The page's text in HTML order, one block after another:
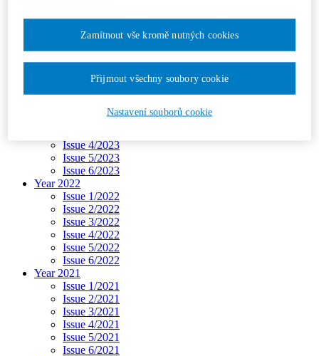
Issue 1/2024
Issue 2/2024
Issue 3/2024
Issue 4/2024
Issue 6/2024
Year 2023
Issue 1/2023
Issue 2/2023
Issue 4/2023
Issue 5/2023
Issue 6/2023
Year 2022
Issue 1/2022
Issue 2/2022
Issue 3/2022
Issue 4/2022
Issue 5/2022
Issue 6/2022
Year 2021
Issue 1/2021
Issue 2/2021
Issue 3/2021
Issue 4/2021
Issue 5/2021
Issue 6/2021
Nastavení souborů cookie
Zamítnout vše kromě nutných cookies
Přijmout všechny soubory cookie